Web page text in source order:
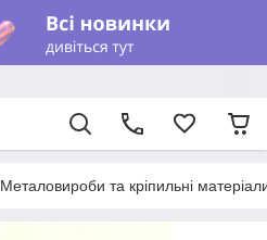
Металовироби та кріпильні